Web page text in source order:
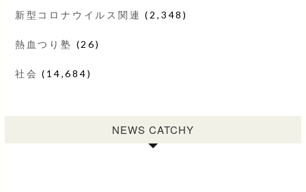
新型コロナウイルス関連 (2,348)
熱血つり塾 (26)
社会 (14,684)
NEWS CATCHY